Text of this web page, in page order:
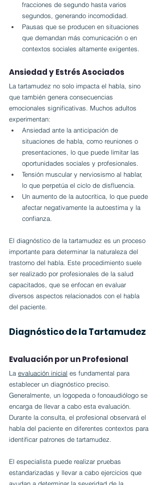
fracciones de segundo hasta varios
segundos, generando incomodidad.
Pausas que se producen en situaciones
que demandan más comunicación o en
contextos sociales altamente exigentes.
Ansiedad y Estrés Asociados
La tartamudez no solo impacta el habla, sino
que también genera consecuencias
emocionales significativas. Muchos adultos
experimentan:
Ansiedad ante la anticipación de
situaciones de habla, como reuniones o
presentaciones, lo que puede limitar las
oportunidades sociales y profesionales.
Tensión muscular y nerviosismo al hablar,
lo que perpetúa el ciclo de disfluencia.
Un aumento de la autocrítica, lo que puede
afectar negativamente la autoestima y la
confianza.
El diagnóstico de la tartamudez es un proceso
importante para determinar la naturaleza del
trastorno del habla. Este procedimiento suele
ser realizado por profesionales de la salud
capacitados, que se enfocan en evaluar
diversos aspectos relacionados con el habla
del paciente.
Diagnóstico de la Tartamudez
Evaluación por un Profesional
La evaluación inicial es fundamental para
establecer un diagnóstico preciso.
Generalmente, un logopeda o fonoaudiólogo se
encarga de llevar a cabo esta evaluación.
Durante la consulta, el profesional observará el
habla del paciente en diferentes contextos para
identificar patrones de tartamudez.
El especialista puede realizar pruebas
estandarizadas y llevar a cabo ejercicios que